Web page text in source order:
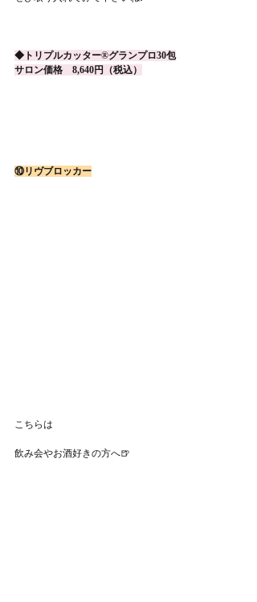
◆トリプルカッター®グランプロ30包
サロン価格　8,640円（税込）
⑩リヴブロッカー
こちらは
飲み会やお酒好きの方へ🍺